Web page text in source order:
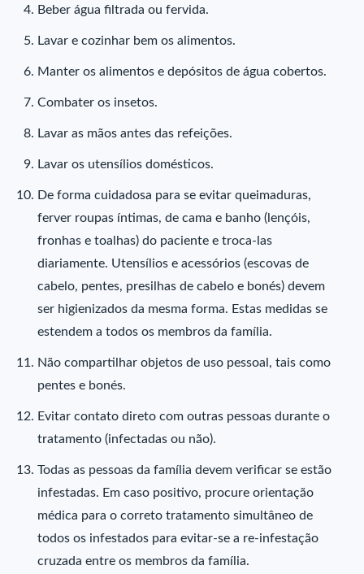
Beber água filtrada ou fervida.
Lavar e cozinhar bem os alimentos.
Manter os alimentos e depósitos de água cobertos.
Combater os insetos.
Lavar as mãos antes das refeições.
Lavar os utensílios domésticos.
De forma cuidadosa para se evitar queimaduras,
ferver roupas íntimas, de cama e banho (lençóis,
fronhas e toalhas) do paciente e troca-las
diariamente. Utensílios e acessórios (escovas de
cabelo, pentes, presilhas de cabelo e bonés) devem
ser higienizados da mesma forma. Estas medidas se
estendem a todos os membros da família.
Não compartilhar objetos de uso pessoal, tais como
pentes e bonés.
Evitar contato direto com outras pessoas durante o
tratamento (infectadas ou não).
Todas as pessoas da família devem verificar se estão
infestadas. Em caso positivo, procure orientação
médica para o correto tratamento simultâneo de
todos os infestados para evitar-se a re-infestação
cruzada entre os membros da família.